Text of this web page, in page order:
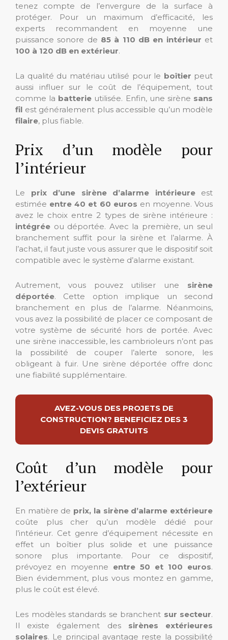
tenez compte de l’envergure de la surface à
protéger. Pour un maximum d’efficacité, les
experts recommandent en moyenne une
puissance sonore de 85 à 110 dB en intérieur et
100 à 120 dB en extérieur.
La qualité du matériau utilisé pour le boîtier peut
aussi influer sur le coût de l’équipement, tout
comme la batterie utilisée. Enfin, une sirène sans
fil est généralement plus accessible qu’un modèle
filaire, plus fiable.
Prix d’un modèle pour
l’intérieur
Le prix d’une sirène d’alarme intérieureest
estimée entre 40 et 60 euros en moyenne. Vous
avez le choix entre 2 types de sirène intérieure :
intégrée ou déportée. Avec la première, un seul
branchement suffit pour la sirène et l’alarme. À
l’achat, il faut juste vous assurer que le dispositif soit
compatible avec le système d’alarme existant.
Autrement, vous pouvez utiliser une sirène
déportée. Cette option implique un second
branchement en plus de l’alarme. Néanmoins,
vous avez la possibilité de placer ce composant de
votre système de sécurité hors de portée. Avec
une sirène inaccessible, les cambrioleurs n’ont pas
la possibilité de couper l’alerte sonore, les
obligeant à fuir. Une sirène déportée offre donc
une fiabilité supplémentaire.
AVEZ-VOUS DES PROJETS DE
CONSTRUCTION? BENEFICIEZ DES 3
DEVIS GRATUITS
Coût d’un modèle pour
l’extérieur
En matière de prix, la sirène d’alarme extérieure
coûte plus cher qu’un modèle dédié pour
l’intérieur. Cet genre d’équipement nécessite en
effet un boîtier plus solide et une puissance
sonore plus importante. Pour ce dispositif,
prévoyez en moyenne entre 50 et 100 euros.
Bien évidemment, plus vous montez en gamme,
plus le coût est élevé.
Les modèles standards se branchent sur secteur.
Il existe également des sirènes extérieures
solaires. Le principal avantage reste la possibilité